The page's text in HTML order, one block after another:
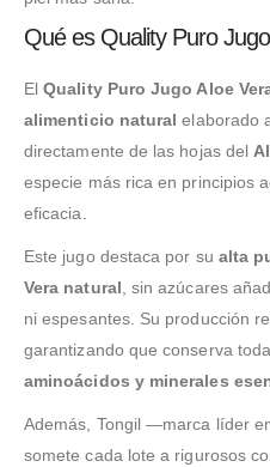
Qué es Quality Puro
ElQuality Puro Jugo Aloe
alimenticio natural elaborado
directamente de las hojas del
especie más rica en principios
eficacia.
Este jugo destaca por su alta
Vera natural, sin azúcares
ni espesantes. Su producción
garantizando que conserva
aminoácidos y minerales
Además, Tongil —marca líder
somete cada lote a rigurosos